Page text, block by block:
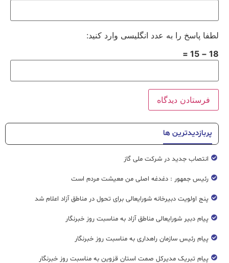
لطفا پاسخ را به عدد انگلیسی وارد کنید:
18 − 15 =
پربازدیدترین ها
انتصاب جدید در شرکت ملی گاز
رئیس جمهور : دغدغه اصلی من معیشت مردم است
پنج اولویت دبیرخانه شورایعالی برای تحول در مناطق آزاد اعلام شد
پیام دبیر شورایعالی مناطق آزاد به مناسبت روز خبرنگار
پیام رئیس سازمان راهداری به مناسبت روز خبرنگار
پیام تبریک مدیرکل صمت استان قزوین به مناسبت روز خبرنگار